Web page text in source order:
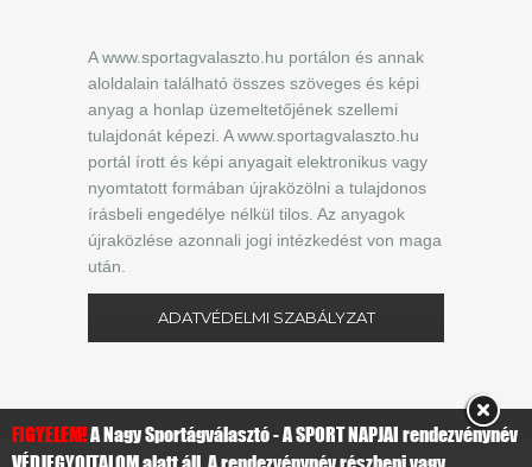
A www.sportagvalaszto.hu portálon és annak
aloldalain található összes szöveges és képi
anyag a honlap üzemeltetőjének szellemi
tulajdonát képezi. A www.sportagvalaszto.hu
portál írott és képi anyagait elektronikus vagy
nyomtatott formában újraközölni a tulajdonos
írásbeli engedélye nélkül tilos. Az anyagok
újraközlése azonnali jogi intézkedést von maga
után.
ADATVÉDELMI SZABÁLYZAT
FIGYELEM!A Nagy Sportágválasztó - A SPORT NAPJAI rendezvénynév
VÉDJEGYOLTALOM alatt áll. A rendezvénynév részbeni vagy